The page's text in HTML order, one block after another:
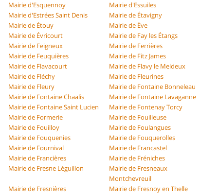
Mairie d'Esquennoy
Mairie d'Essuiles
Mairie d'Estrées Saint Denis
Mairie de Étavigny
Mairie de Étouy
Mairie de Ève
Mairie de Évricourt
Mairie de Fay les Étangs
Mairie de Feigneux
Mairie de Ferrières
Mairie de Feuquières
Mairie de Fitz James
Mairie de Flavacourt
Mairie de Flavy le Meldeux
Mairie de Fléchy
Mairie de Fleurines
Mairie de Fleury
Mairie de Fontaine Bonneleau
Mairie de Fontaine Chaalis
Mairie de Fontaine Lavaganne
Mairie de Fontaine Saint Lucien
Mairie de Fontenay Torcy
Mairie de Formerie
Mairie de Fouilleuse
Mairie de Fouilloy
Mairie de Foulangues
Mairie de Fouquenies
Mairie de Fouquerolles
Mairie de Fournival
Mairie de Francastel
Mairie de Francières
Mairie de Fréniches
Mairie de Fresne Léguillon
Mairie de Fresneaux
Montchevreuil
Mairie de Fresnières
Mairie de Fresnoy en Thelle